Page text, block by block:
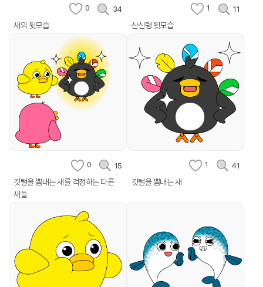
0 34
새의 뒷모습
1 11
산신령 뒷모습
0 15
깃털을 뽐내는 새를 걱정하는 다른
새들
1 41
깃털을 뽐내는 새